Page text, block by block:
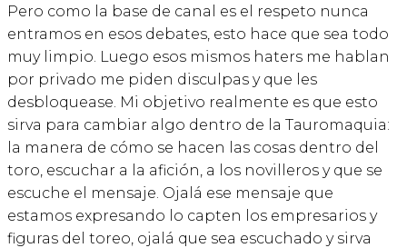
Pero como la base de canal es el respeto nunca
entramos en esos debates, esto hace que sea todo
muy limpio. Luego esos mismos haters me hablan
por privado me piden disculpas y que les
desbloquease. Mi objetivo realmente es que esto
sirva para cambiar algo dentro de la Tauromaquia:
la manera de cómo se hacen las cosas dentro del
toro, escuchar a la afición, a los novilleros y que se
escuche el mensaje. Ojalá ese mensaje que
estamos expresando lo capten los empresarios y
figuras del toreo, ojalá que sea escuchado y sirva